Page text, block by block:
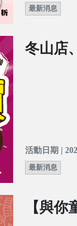
最新消息
冬山店
活動日期 |
最新消息
【與